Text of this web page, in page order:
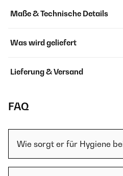
Maße & Technische Details
Was wird geliefert
Lieferung & Versand
FAQ
Wie sorgt er für Hygiene